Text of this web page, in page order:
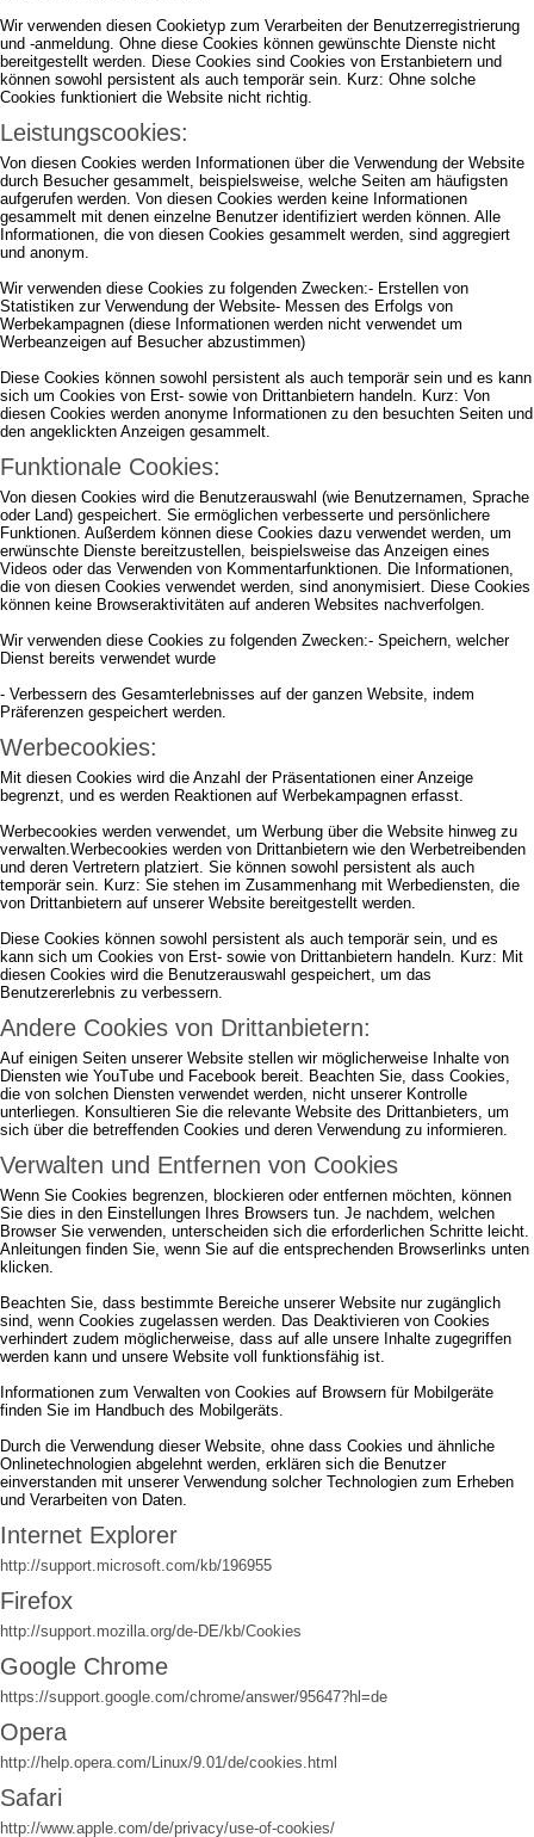
Wir verwenden diesen Cookietyp zum Verarbeiten der Benutzerregistrierung
und -anmeldung. Ohne diese Cookies können gewünschte Dienste nicht
bereitgestellt werden. Diese Cookies sind Cookies von Erstanbietern und
können sowohl persistent als auch temporär sein. Kurz: Ohne solche
Cookies funktioniert die Website nicht richtig.
Leistungscookies:
Von diesen Cookies werden Informationen über die Verwendung der Website
durch Besucher gesammelt, beispielsweise, welche Seiten am häufigsten
aufgerufen werden. Von diesen Cookies werden keine Informationen
gesammelt mit denen einzelne Benutzer identifiziert werden können. Alle
Informationen, die von diesen Cookies gesammelt werden, sind aggregiert
und anonym.
Wir verwenden diese Cookies zu folgenden Zwecken:- Erstellen von
Statistiken zur Verwendung der Website- Messen des Erfolgs von
Werbekampagnen (diese Informationen werden nicht verwendet um
Werbeanzeigen auf Besucher abzustimmen)
Diese Cookies können sowohl persistent als auch temporär sein und es kann
sich um Cookies von Erst- sowie von Drittanbietern handeln. Kurz: Von
diesen Cookies werden anonyme Informationen zu den besuchten Seiten und
den angeklickten Anzeigen gesammelt.
Funktionale Cookies:
Von diesen Cookies wird die Benutzerauswahl (wie Benutzernamen, Sprache
oder Land) gespeichert. Sie ermöglichen verbesserte und persönlichere
Funktionen. Außerdem können diese Cookies dazu verwendet werden, um
erwünschte Dienste bereitzustellen, beispielsweise das Anzeigen eines
Videos oder das Verwenden von Kommentarfunktionen. Die Informationen,
die von diesen Cookies verwendet werden, sind anonymisiert. Diese Cookies
können keine Browseraktivitäten auf anderen Websites nachverfolgen.
Wir verwenden diese Cookies zu folgenden Zwecken:- Speichern, welcher
Dienst bereits verwendet wurde
- Verbessern des Gesamterlebnisses auf der ganzen Website, indem
Präferenzen gespeichert werden.
Werbecookies:
Mit diesen Cookies wird die Anzahl der Präsentationen einer Anzeige
begrenzt, und es werden Reaktionen auf Werbekampagnen erfasst.
Werbecookies werden verwendet, um Werbung über die Website hinweg zu
verwalten.Werbecookies werden von Drittanbietern wie den Werbetreibenden
und deren Vertretern platziert. Sie können sowohl persistent als auch
temporär sein. Kurz: Sie stehen im Zusammenhang mit Werbediensten, die
von Drittanbietern auf unserer Website bereitgestellt werden.
Diese Cookies können sowohl persistent als auch temporär sein, und es
kann sich um Cookies von Erst- sowie von Drittanbietern handeln. Kurz: Mit
diesen Cookies wird die Benutzerauswahl gespeichert, um das
Benutzererlebnis zu verbessern.
Andere Cookies von Drittanbietern:
Auf einigen Seiten unserer Website stellen wir möglicherweise Inhalte von
Diensten wie YouTube und Facebook bereit. Beachten Sie, dass Cookies,
die von solchen Diensten verwendet werden, nicht unserer Kontrolle
unterliegen. Konsultieren Sie die relevante Website des Drittanbieters, um
sich über die betreffenden Cookies und deren Verwendung zu informieren.
Verwalten und Entfernen von Cookies
Wenn Sie Cookies begrenzen, blockieren oder entfernen möchten, können
Sie dies in den Einstellungen Ihres Browsers tun. Je nachdem, welchen
Browser Sie verwenden, unterscheiden sich die erforderlichen Schritte leicht.
Anleitungen finden Sie, wenn Sie auf die entsprechenden Browserlinks unten
klicken.
Beachten Sie, dass bestimmte Bereiche unserer Website nur zugänglich
sind, wenn Cookies zugelassen werden. Das Deaktivieren von Cookies
verhindert zudem möglicherweise, dass auf alle unsere Inhalte zugegriffen
werden kann und unsere Website voll funktionsfähig ist.
Informationen zum Verwalten von Cookies auf Browsern für Mobilgeräte
finden Sie im Handbuch des Mobilgeräts.
Durch die Verwendung dieser Website, ohne dass Cookies und ähnliche
Onlinetechnologien abgelehnt werden, erklären sich die Benutzer
einverstanden mit unserer Verwendung solcher Technologien zum Erheben
und Verarbeiten von Daten.
Internet Explorer
http://support.microsoft.com/kb/196955
Firefox
http://support.mozilla.org/de-DE/kb/Cookies
Google Chrome
https://support.google.com/chrome/answer/95647?hl=de
Opera
http://help.opera.com/Linux/9.01/de/cookies.html
Safari
http://www.apple.com/de/privacy/use-of-cookies/